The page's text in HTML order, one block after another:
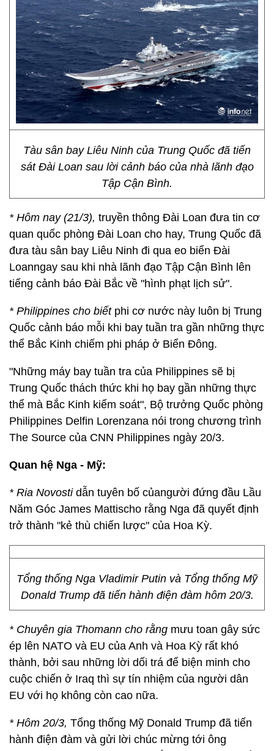
Tàu sân bay Liêu Ninh của Trung Quốc đã tiến
sát Đài Loan sau lời cảnh báo của nhà lãnh đạo
Tập Cận Bình.
* Hôm nay (21/3), truyền thông Đài Loan đưa tin cơ
quan quốc phòng Đài Loan cho hay, Trung Quốc đã
đưa tàu sân bay Liêu Ninh đi qua eo biển Đài
Loanngay sau khi nhà lãnh đạo Tập Cận Bình lên
tiếng cảnh báo Đài Bắc về "hình phạt lịch sử".
* Philippines cho biết phi cơ nước này luôn bị Trung
Quốc cảnh báo mỗi khi bay tuần tra gần những thực
thể Bắc Kinh chiếm phi pháp ở Biển Đông.
"Những máy bay tuần tra của Philippines sẽ bị
Trung Quốc thách thức khi họ bay gần những thực
thể mà Bắc Kinh kiểm soát", Bộ trưởng Quốc phòng
Philippines Delfin Lorenzana nói trong chương trình
The Source của CNN Philippines ngày 20/3.
Quan hệ Nga - Mỹ:
* Ria Novosti dẫn tuyên bố củangười đứng đầu Lầu
Năm Góc James Mattischo rằng Nga đã quyết định
trở thành "kẻ thù chiến lược" của Hoa Kỳ.
Tổng thống Nga Vladimir Putin và Tổng thống Mỹ
Donald Trump đã tiến hành điện đàm hôm 20/3.
* Chuyên gia Thomann cho rằng mưu toan gây sức
ép lên NATO và EU của Anh và Hoa Kỳ rất khó
thành, bởi sau những lời dối trá để biện minh cho
cuộc chiến ở Iraq thì sự tín nhiệm của người dân
EU với họ không còn cao nữa.
* Hôm 20/3, Tổng thống Mỹ Donald Trump đã tiến
hành điện đàm và gửi lời chúc mừng tới ông